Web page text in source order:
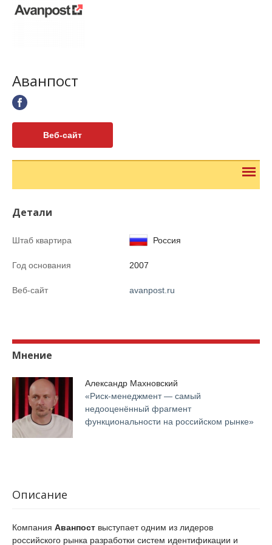
Аванпост
Веб-сайт
Детали
Штаб квартира Россия
Год основания 2007
Веб-сайт avanpost.ru
Мнение
Александр Махновский
«Риск-менеджмент — самый
недооценённый фрагмент
функциональности на российском рынке»
Описание
Компания Аванпост выступает одним из лидеров
российского рынка разработки систем идентификации и